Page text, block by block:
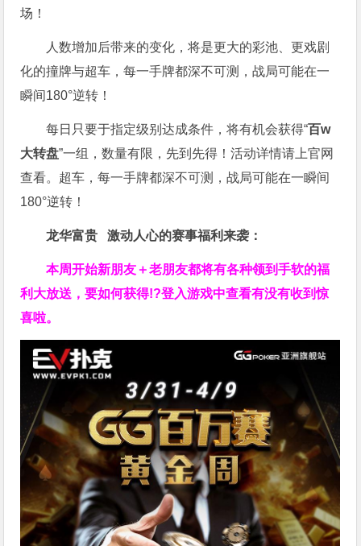
场！
人数增加后带来的变化，将是更大的彩池、更戏剧
化的撞牌与超车，每一手牌都深不可测，战局可能在一
瞬间180°逆转！
每日只要于指定级别达成条件，将有机会获得“百w
大转盘”一组，数量有限，先到先得！活动详情请上官网
查看。 超车，每一手牌都深不可测，战局可能在一瞬间
180°逆转！
龙华富贵 激动人心的赛事福利来袭：
本周开始新朋友＋老朋友都将有各种领到手软的福
利大放送，要如何获得!?登入游戏中查看有没有收到惊
喜啦。